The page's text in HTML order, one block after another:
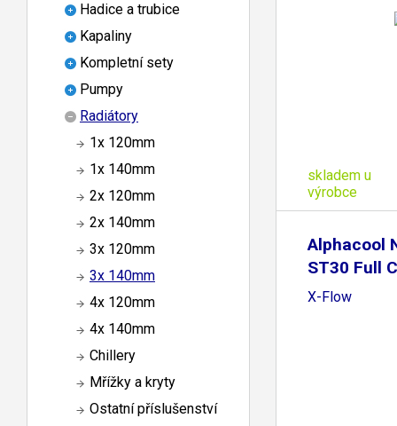
Hadice a trubice
Kapaliny
Kompletní sety
Pumpy
Radiátory
1x 120mm
1x 140mm
2x 120mm
2x 140mm
3x 120mm
3x 140mm
4x 120mm
4x 140mm
Chillery
Mřížky a kryty
Ostatní příslušenství
skladem u
výrobce
Alphacool
ST30 Full
420mm
X-Flow